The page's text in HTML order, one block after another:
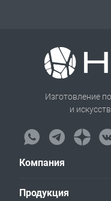
Изготовление
и
Компания
Продукция